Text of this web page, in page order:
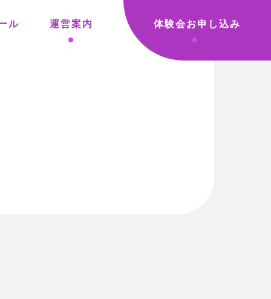
ル 運営案内 体験会お申し込み